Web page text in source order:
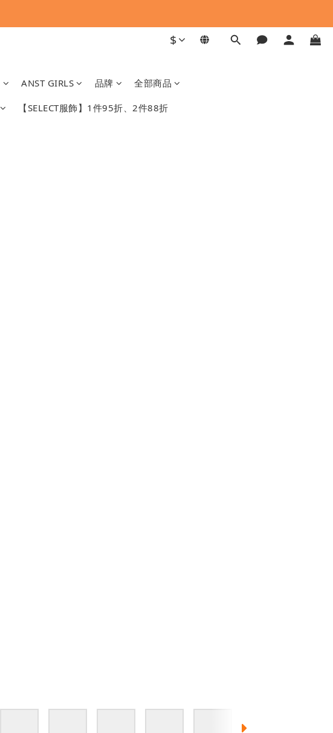
$
ANST GIRLS 品牌 全部商品
【SELECT服飾】1件95折、2件88折